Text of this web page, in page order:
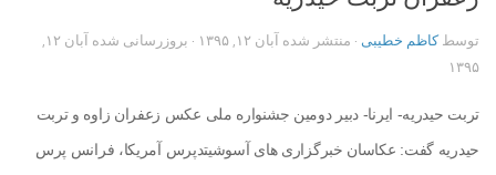
توسطکاظم خطیبی · منتشر شده آبان ۱۲, ۱۳۹۵ · بروزرسانی شده
آبان ۱۲,
۱۳۹۵
تربت حیدریه- ایرنا- دبیر دومین جشنواره ملی عکس زعفران زاوه و تربت
حیدریه گفت: عکاسان خبرگزاری های آسوشیتدپرس آمریکا، فرانس پرس